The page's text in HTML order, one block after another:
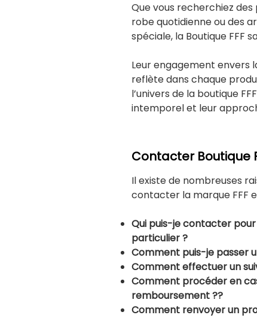
Que vous recherchiez
robe quotidienne ou des
spéciale, la Boutique FFF
Leur engagement envers
reflète dans chaque
l’univers de la boutique
intemporel et leur
Contacter Boutique
Il existe de nombreuses
contacter la marque FFF
Qui puis-je contacter
particulier ?
Comment puis-je passer
Comment effectuer un
Comment procéder en
remboursement ??
Comment renvoyer un